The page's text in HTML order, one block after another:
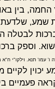
בין
שמע,
לבטלה
וספק
עמו' תנא. וילקו"י
יכוין
פעמיים